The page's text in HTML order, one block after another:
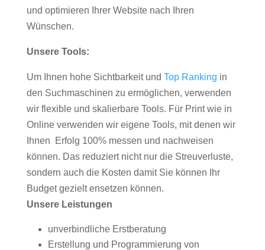
und optimieren Ihrer Website nach Ihren
Wünschen.
Unsere Tools:
Um Ihnen hohe Sichtbarkeit und Top Ranking in
den Suchmaschinen zu ermöglichen, verwenden
wir flexible und skalierbare Tools. Für Print wie in
Online verwenden wir eigene Tools, mit denen wir
Ihnen Erfolg 100% messen und nachweisen
können. Das reduziert nicht nur die Streuverluste,
sondern auch die Kosten damit Sie können Ihr
Budget gezielt ensetzen können.
Unsere Leistungen
unverbindliche Erstberatung
Erstellung und Programmierung von